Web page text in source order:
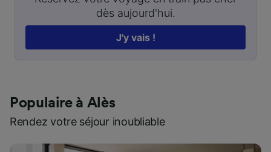
dès aujourd'hui.
J'y vais !
Populaire à Alès
Rendez votre séjour inoubliable